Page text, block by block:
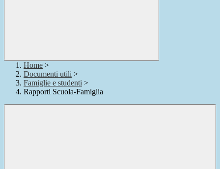
Home >
Documenti utili >
Famiglie e studenti >
Rapporti Scuola-Famiglia